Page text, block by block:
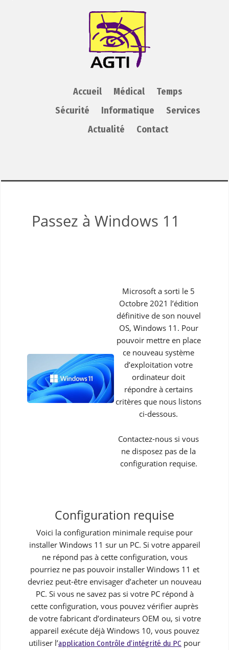
AGTI
Accueil Médical
Temps
Sécurité
Informatique
Services
Actualité
Contact
Passez à Windows 11
Microsoft a sorti le 5
Octobre 2021 l’édition
définitive de son nouvel
OS, Windows 11. Pour
pouvoir mettre en place
ce nouveau système
d’exploitation votre
ordinateur doit
répondre à certains
critères que nous listons
ci-dessous.
Contactez-nous si vous
ne disposez pas de la
configuration requise.
Configuration requise
Voici la configuration minimale requise pour
installer Windows 11 sur un PC. Si votre appareil
ne répond pas à cette configuration, vous
pourriez ne pas pouvoir installer Windows 11 et
devriez peut-être envisager d’acheter un nouveau
PC. Si vous ne savez pas si votre PC répond à
cette configuration, vous pouvez vérifier auprès
de votre fabricant d’ordinateurs OEM ou, si votre
appareil exécute déjà Windows 10, vous pouvez
utiliser l’application Contrôle d’intégrité du PC pour